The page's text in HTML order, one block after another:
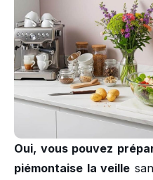
Oui, vous pouvez
piémontaise la veille